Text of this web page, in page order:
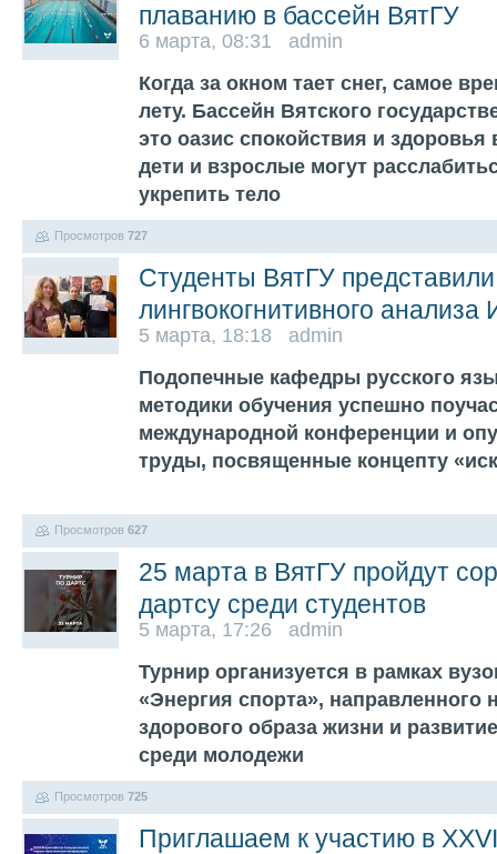
плаванию в бассейн ВятГУ
6 марта, 08:31 admin
Когда за окном тает снег, самое
лету. Бассейн Вятского
это оазис спокойствия и здоровья
дети и взрослые могут
укрепить тело
Просмотров 727
Студенты ВятГУ
лингвокогнитивного анализа
5 марта, 18:18 admin
Подопечные кафедры русского
методики обучения успешно
международной конференции и
труды, посвященные концепту
Просмотров 627
25 марта в ВятГУ пройдут
дартсу среди студентов
5 марта, 17:26 admin
Турнир организуется в рамках
«Энергия спорта», направленного
здорового образа жизни и
среди молодежи
Просмотров 725
Приглашаем к участию в